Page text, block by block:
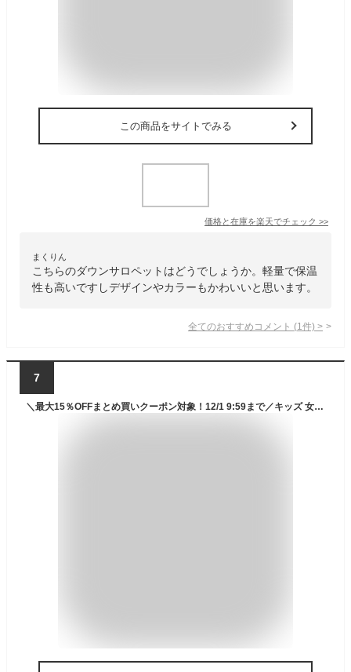
この商品をサイトでみる
価格と在庫を楽天でチェック >>
まくりん
こちらのダウンサロペットはどうでしょうか。軽量で保温
性も高いですしデザインやカラーもかわいいと思います。
全てのおすすめコメント (1 件) >
7
＼最大15％OFFまとめ買いクーポン対象！12/1 9:59まで／キッズ 女の子 2点セット 裏起毛サロペット＋ Tシャツ 子供服 ジュニア服 冬 ダスティブルー＋オフホワイト 身長100/110/120/130cm ニッセン nissen